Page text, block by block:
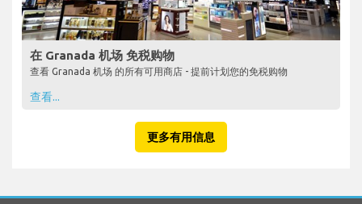
在 Granada 机场 免税购物
查看 Granada 机场 的所有可用商店 - 提前计划您的免税购物
查看...
更多有用信息